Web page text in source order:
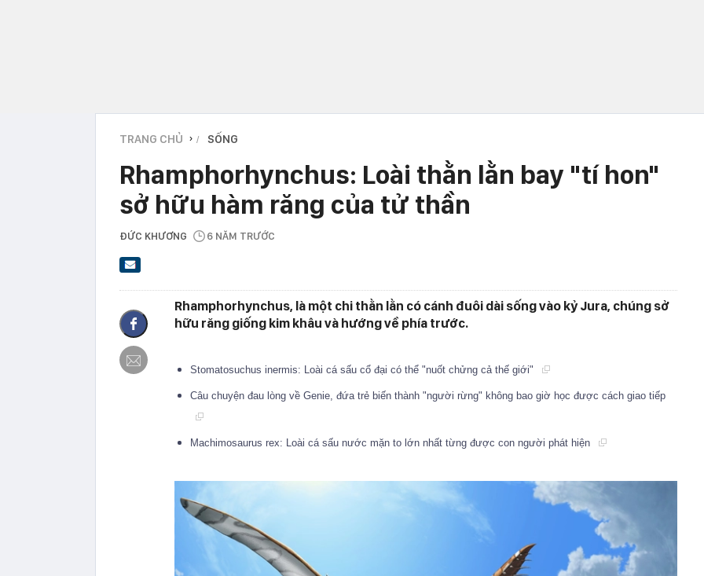
TRANG CHỦ › SỐNG
Rhamphorhynchus: Loài thằn lằn bay "tí hon"
sở hữu hàm răng của tử thần
ĐỨC KHƯƠNG 6 NĂM TRƯỚC
Rhamphorhynchus, là một chi thằn lằn có cánh đuôi dài sống vào kỷ Jura, chúng sở
hữu răng giống kim khâu và hướng về phía trước.
Stomatosuchus inermis: Loài cá sấu cổ đại có thể "nuốt chửng cả thế giới"
Câu chuyện đau lòng về Genie, đứa trẻ biến thành "người rừng" không bao giờ học được cách giao tiếp
Machimosaurus rex: Loài cá sấu nước mặn to lớn nhất từng được con người phát hiện